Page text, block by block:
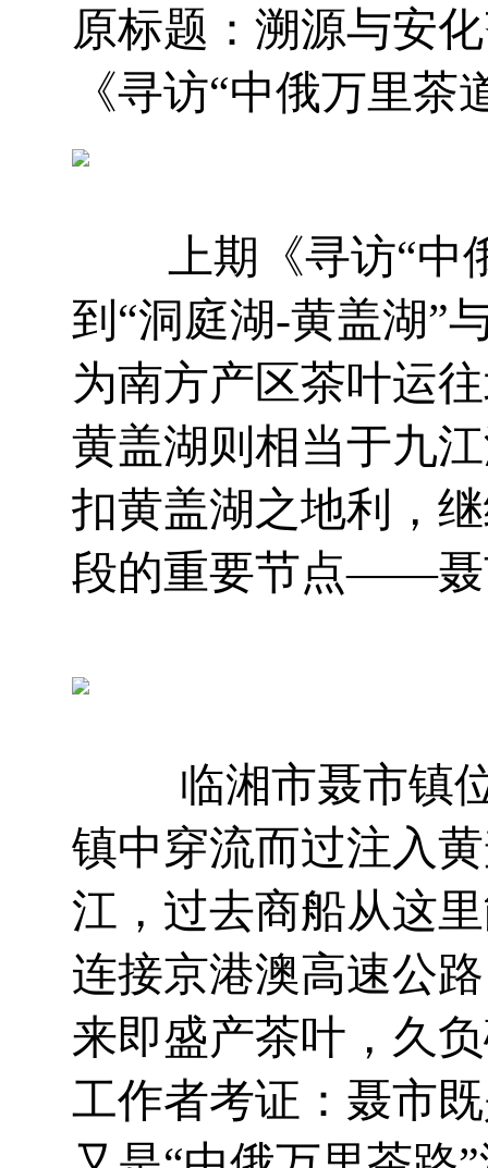
原标题：溯源与安
《寻访“中俄万里茶
上期《寻访“中俄
到“洞庭湖-黄盖湖”
为南方产区茶叶运
黄盖湖则相当于九
扣黄盖湖之地利，
段的重要节点——
临湘市聂市镇位
镇中穿流而过注入
江，过去商船从这
连接京港澳高速公
来即盛产茶叶，久
工作者考证：聂市